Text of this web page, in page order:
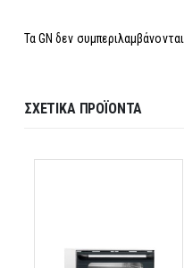
Τα GN δεν συμπεριλαμβάνονται.
ΣΧΕΤΙΚΆ ΠΡΟΪΌΝΤΑ